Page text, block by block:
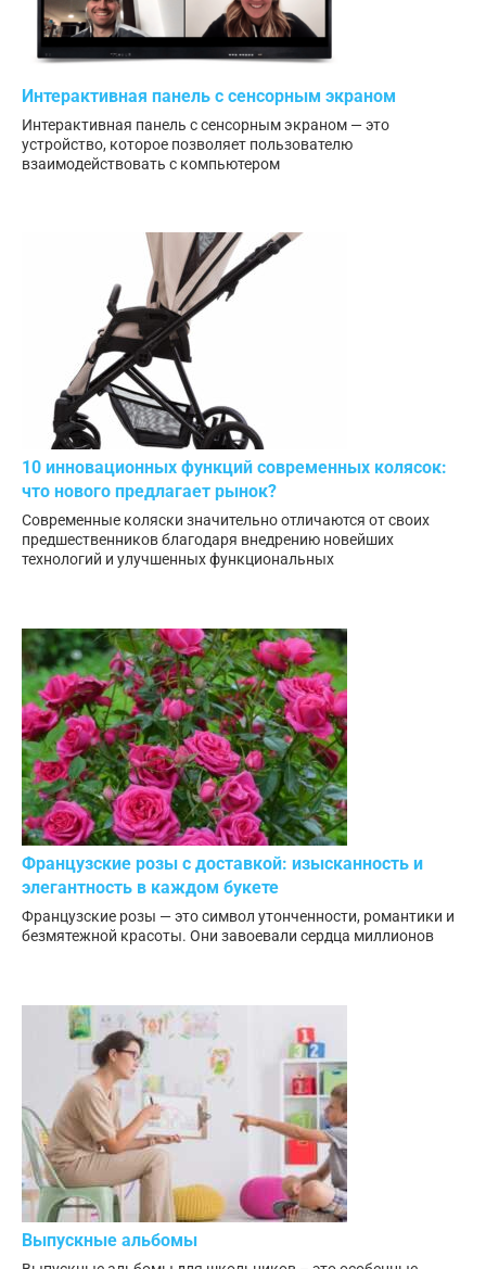
Интерактивная панель с сенсорным экраном
Интерактивная панель с сенсорным экраном — это
устройство, которое позволяет пользователю
взаимодействовать с компьютером
10 инновационных функций современных колясок:
что нового предлагает рынок?
Современные коляски значительно отличаются от своих
предшественников благодаря внедрению новейших
технологий и улучшенных функциональных
Французские розы с доставкой: изысканность и
элегантность в каждом букете
Французские розы — это символ утонченности, романтики и
безмятежной красоты. Они завоевали сердца миллионов
Выпускные альбомы